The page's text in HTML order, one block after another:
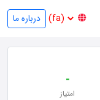
درباره ما
-
امتیاز